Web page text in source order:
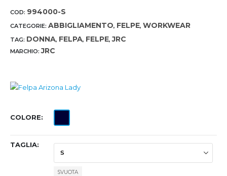
COD: 994000-S
CATEGORIE: ABBIGLIAMENTO, FELPE, WORKWEAR
TAG: DONNA, FELPA, FELPE,JRC
MARCHIO:JRC
COLORE
TAGLIA
SVUOTA